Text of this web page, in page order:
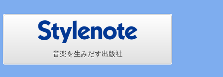
音楽を生みだす出版社